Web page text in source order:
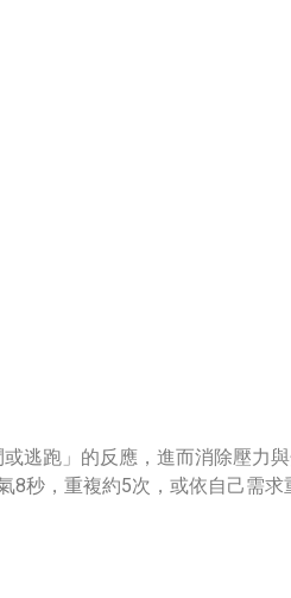
逃跑」的反應，進而消除壓力
秒，重複約5次，或依自己需求